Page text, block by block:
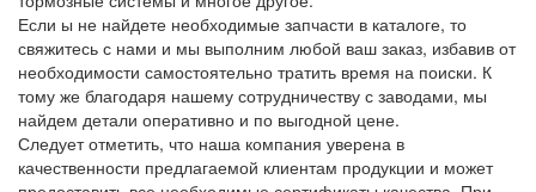
Если ы не найдете необходимые запчасти в каталоге, то
свяжитесь с нами и мы выполним любой ваш заказ, избавив от
необходимости самостоятельно тратить время на поиски. К
тому же благодаря нашему сотрудничеству с заводами, мы
найдем детали оперативно и по выгодной цене.
Следует отметить, что наша компания уверена в
качественности предлагаемой клиентам продукции и может